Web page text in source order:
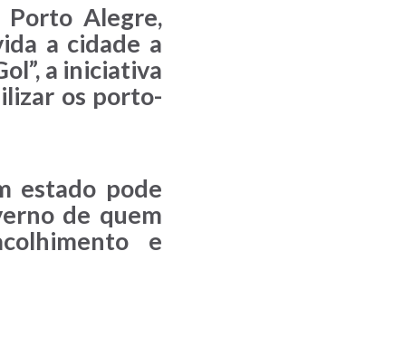
Alegre,
a cidade a
a iniciativa
os porto-
estado pode
de quem
e